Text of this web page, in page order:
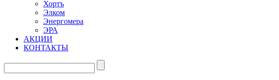
Хортъ
Элком
Энергомера
ЭРА
АКЦИИ
КОНТАКТЫ